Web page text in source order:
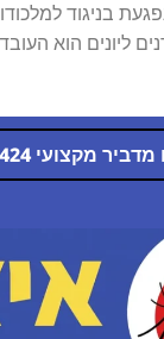
בניגוד
ליונים הוא
מקצועי 054-870-1424
1424